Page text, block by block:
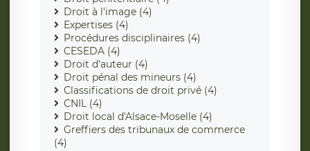
Droit à l'image (4)
Expertises (4)
Procédures disciplinaires (4)
CESEDA (4)
Droit d'auteur (4)
Droit pénal des mineurs (4)
Classifications de droit privé (4)
CNIL (4)
Droit local d'Alsace-Moselle (4)
Greffiers des tribunaux de commerce
(4)